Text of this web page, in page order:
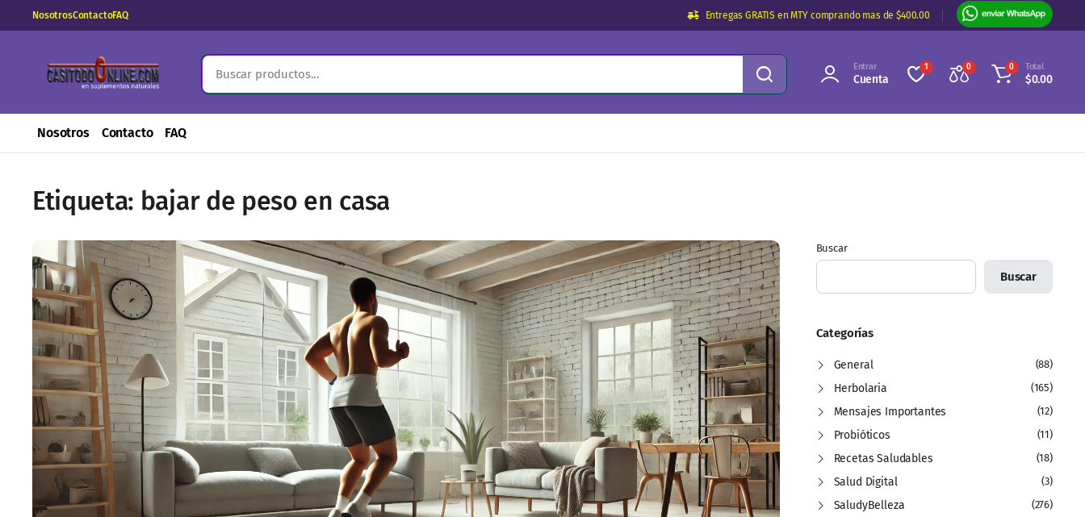
NosotrosContactoFAQ Entregas GRATIS en MTY comprando mas de $400.00
Entrar
Cuenta
1 0 0 Total
$0.00
Nosotros Contacto FAQ
Etiqueta: bajar de peso en casa
Buscar
Buscar
Categorías
General (88)
Herbolaria (165)
Mensajes Importantes (12)
Probióticos (11)
Recetas Saludables (18)
Salud Digital (3)
SaludyBelleza (276)